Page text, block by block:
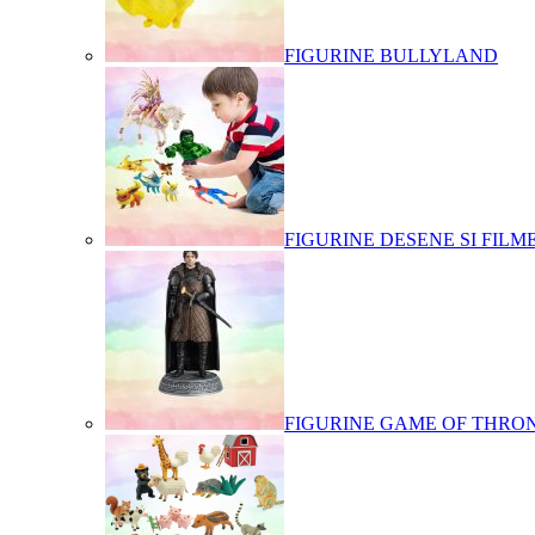
FIGURINE BULLYLAND
FIGURINE DESENE SI
FIGURINE GAME OF